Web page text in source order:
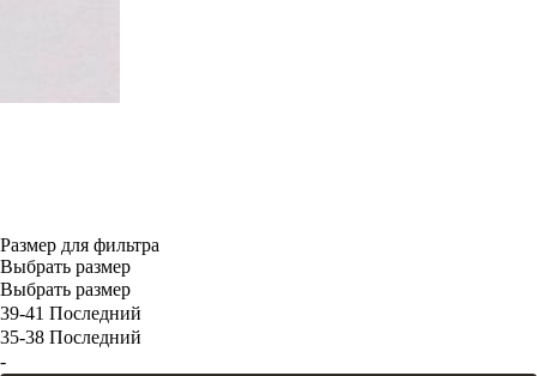
Размер для фильтра
Выбрать размер
Выбрать размер
39-41 Последний
35-38 Последний
-